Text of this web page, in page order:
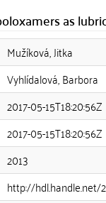
as
Mužíková, Jitka
Vyhlídalová, Barbora
2017-05-15T18:20:56Z
2017-05-15T18:20:56Z
2013
http://hdl.handle.net/